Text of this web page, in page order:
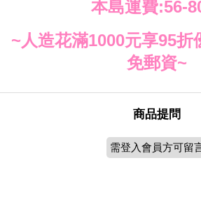
本島運費:56-
~人造花滿1000元享95折
免郵資~
商品提問
需登入會員方可留